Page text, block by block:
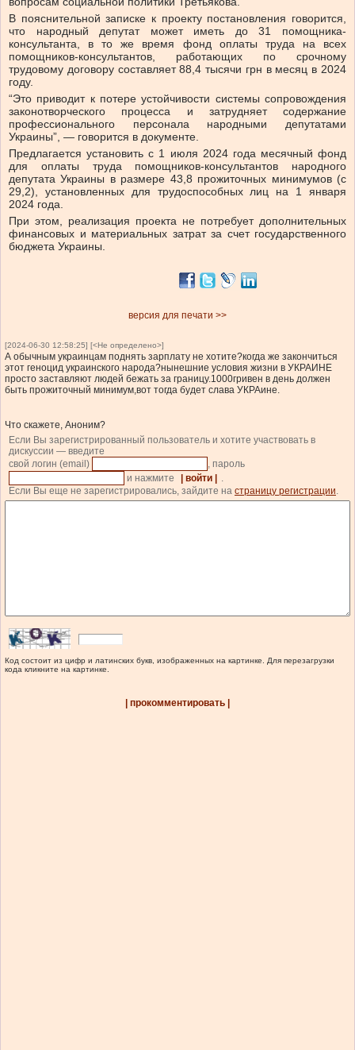
В пояснительной записке к проекту постановления говорится,
что народный депутат может иметь до 31 помощника-
консультанта, в то же время фонд оплаты труда на всех
помощников-консультантов, работающих по срочному
трудовому договору составляет 88,4 тысячи грн в месяц в 2024
году.
“Это приводит к потере устойчивости системы сопровождения
законотворческого процесса и затрудняет содержание
профессионального персонала народными депутатами
Украины”, — говорится в документе.
Предлагается установить с 1 июля 2024 года месячный фонд
для оплаты труда помощников-консультантов народного
депутата Украины в размере 43,8 прожиточных минимумов (с
29,2), установленных для трудоспособных лиц на 1 января
2024 года.
При этом, реализация проекта не потребует дополнительных
финансовых и материальных затрат за счет государственного
бюджета Украины.
версия для печати >>
[2024-06-30 12:58:25] [<Не определено>]
А обычным украинцам поднять зарплату не хотите?когда же закончиться
этот геноцид украинского народа?нынешние условия жизни в УКРАИНЕ
просто заставляют людей бежать за границу.1000гривен в день должен
быть прожиточный минимум,вот тогда будет слава УКРАине.
Что скажете, Аноним?
Если Вы зарегистрированный пользователь и хотите участвовать в
дискуссии — введите
свой логин (email)
, пароль
и нажмите
| войти |
.
Если Вы еще не зарегистрировались, зайдите на страницу регистрации.
Код состоит из цифр и латинских букв, изображенных на картинке. Для перезагрузки
кода кликните на картинке.
| прокомментировать |